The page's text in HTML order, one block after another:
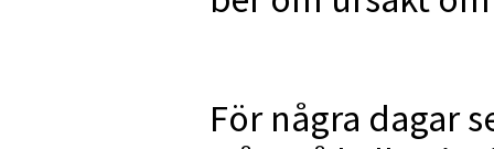
För några dagar